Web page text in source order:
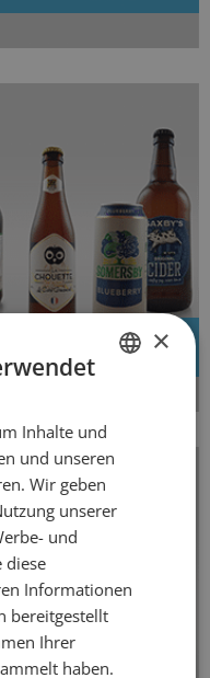
FRENCH
×
Inhalte und
und unseren
Wir geben
unserer
und
diese
Informationen
bereitgestellt
Ihrer
haben.